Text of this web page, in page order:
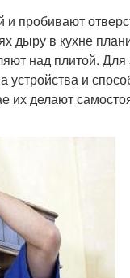
и пробивают
дыру в кухне
над плитой.
устройства и
их делают